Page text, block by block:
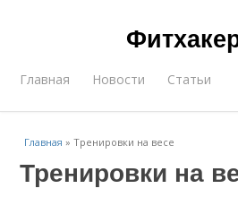
Главная Новости Статьи
Главная »Тренировки на весе
Тренировки на